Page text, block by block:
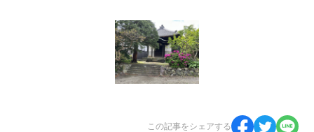
この記事をシェアする